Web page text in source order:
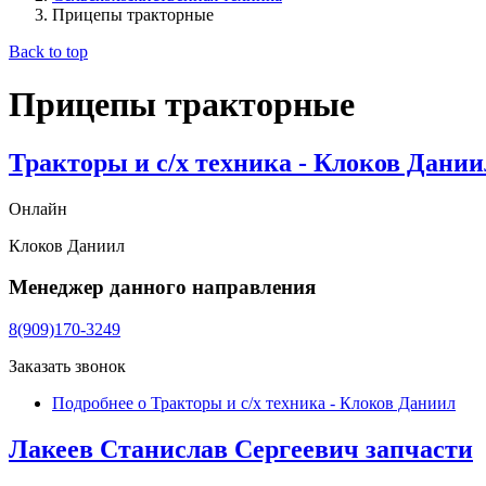
Прицепы тракторные
Back to top
Прицепы тракторные
Тракторы и с/х техника - Клоков
Онлайн
Клоков Даниил
Менеджер данного направления
8(909)170-3249
Заказать звонок
Подробнее о Тракторы и с/х техника - Клоков Даниил
Лакеев Станислав Сергеевич запчасти